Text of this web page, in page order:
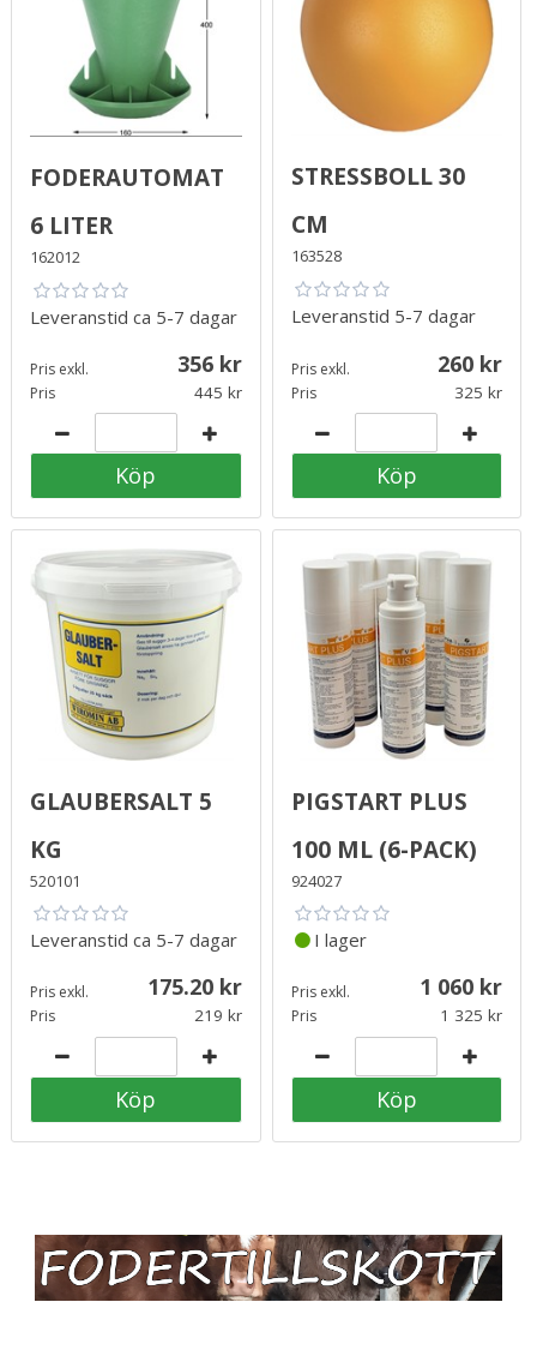
Foderautomat
6 liter
162012
Leveranstid ca 5-7 dagar
Pris exkl. 356
Pris 445
Köp
Stressboll 30
cm
163528
Leveranstid 5-7 dagar
Pris exkl. 260
Pris 325
Köp
Glaubersalt 5
kg
520101
Leveranstid ca 5-7 dagar
Pris exkl. 175.20
Pris 219
Köp
Pigstart PLUS
100 ml (6-pack)
924027
I lager
Pris exkl. 1 060
Pris 1 325
Köp